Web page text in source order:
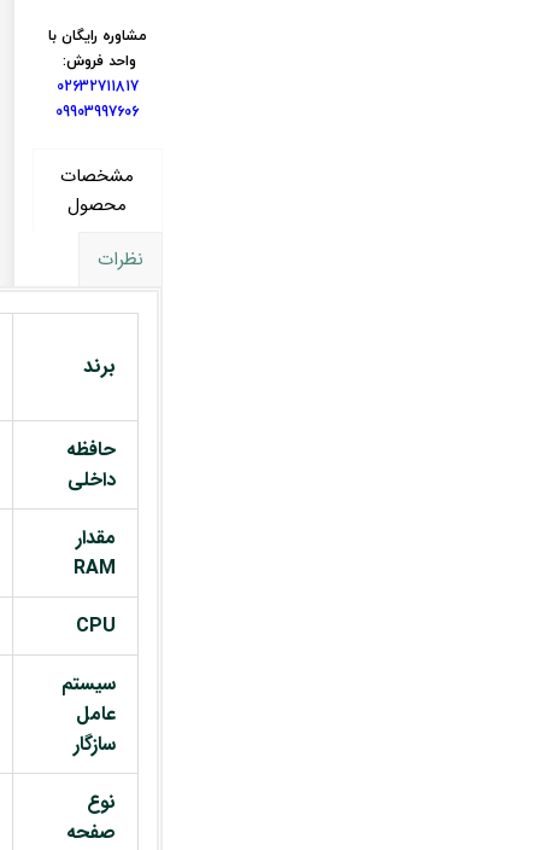
مشاوره رایگان با
واحد فروش:
02632711817
09903997606
مشخصات
محصول
نظرات
برند
حافظه
داخلی
مقدار
RAM
CPU
سیستم
عامل
سازگار
نوع
صفحه